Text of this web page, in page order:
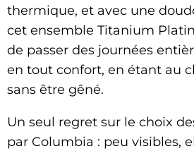
thermique, et avec une
cet ensemble Titanium
de passer des journées
en tout confort, en étant au
sans être gêné.
Un seul regret sur le choix
par Columbia : peu visibles,